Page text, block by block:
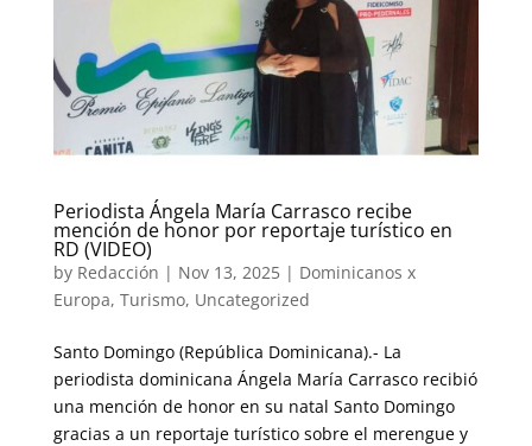
Periodista Ángela María Carrasco recibe
mención de honor por reportaje turístico en
RD (VIDEO)
by Redacción | Nov 13, 2025| Dominicanos x
Europa, Turismo, Uncategorized
Santo Domingo (República Dominicana).- La
periodista dominicana Ángela María Carrasco recibió
una mención de honor en su natal Santo Domingo
gracias a un reportaje turístico sobre el merengue y